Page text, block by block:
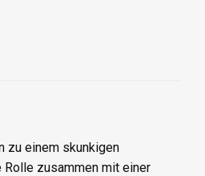
zu einem skunkigen
zusammen mit einer